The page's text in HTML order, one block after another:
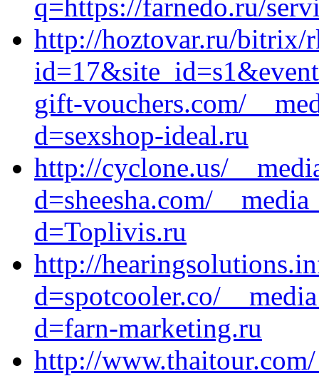
q=https://farnedo.ru/
http://hoztovar.ru/bitrix/
gift-vouchers.com/
d=sexshop-ideal.ru
http://cyclone.us/
d=sheesha.com/
d=Toplivis.ru
http://
d=spotcooler.co/
d=farn-marketing.ru
http://